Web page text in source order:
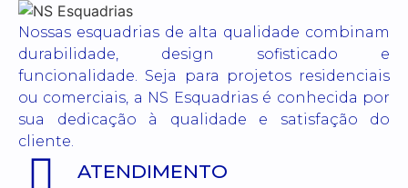
Nossas esquadrias de alta qualidade combinam
durabilidade, design sofisticado e
funcionalidade. Seja para projetos residenciais
ou comerciais, a NS Esquadrias é conhecida por
sua dedicação à qualidade e satisfação do
cliente.
ATENDIMENTO